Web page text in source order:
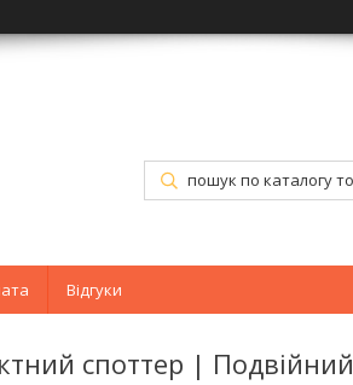
Відгуки
споттер | Подвійний